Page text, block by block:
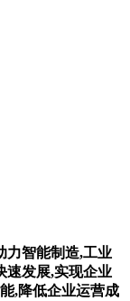
力智能制造,工业
速发展,实现企业
,降低企业运营成